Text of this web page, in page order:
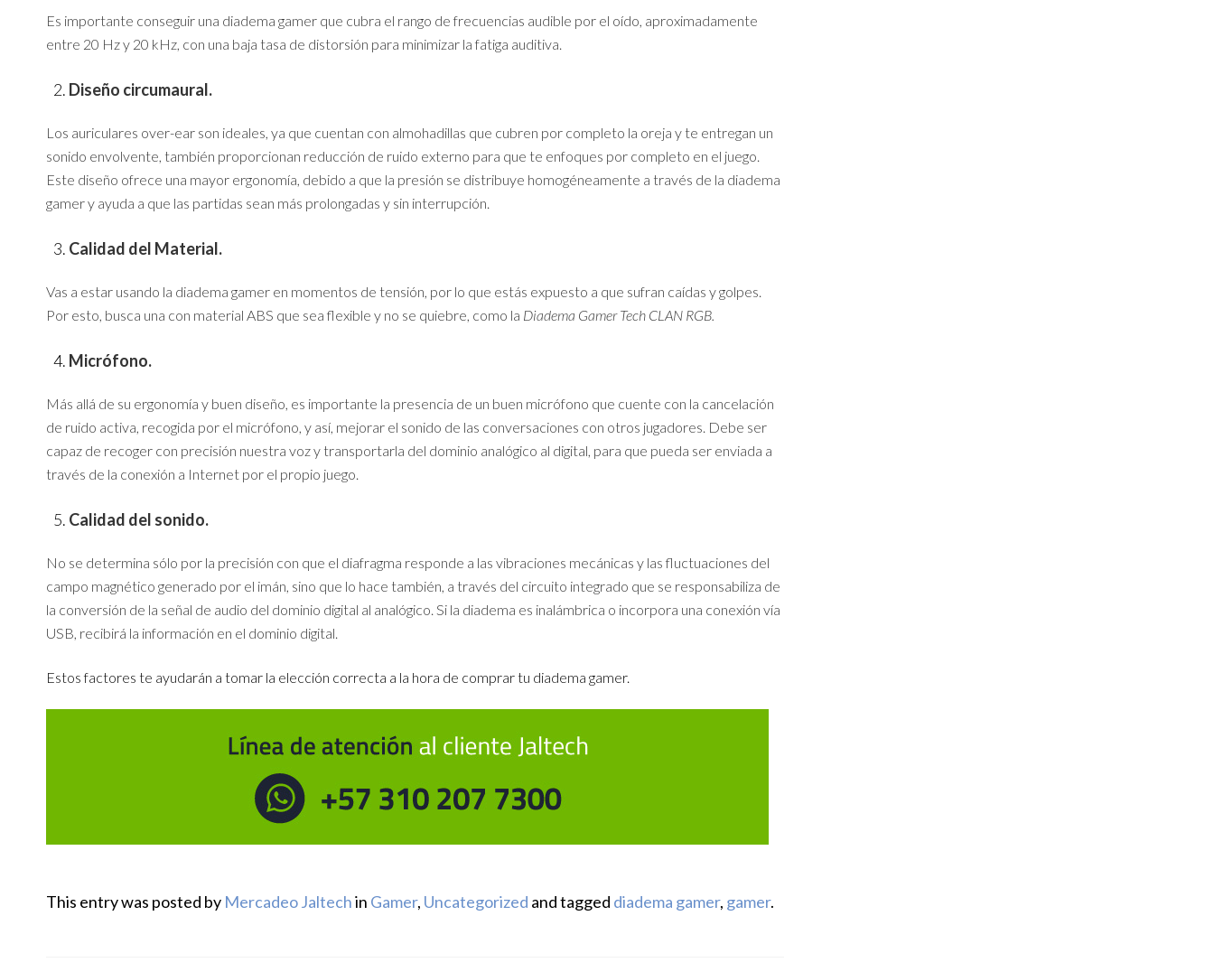
Es importante conseguir una diadema gamer que cubra el rango de frecuencias audible por el oído, aproximadamente
entre 20 Hz y 20 kHz, con una baja tasa de distorsión para minimizar la fatiga auditiva.
Diseño circumaural.
Los auriculares over-ear son ideales, ya que cuentan con almohadillas que cubren por completo la oreja y te entregan un
sonido envolvente, también proporcionan reducción de ruido externo para que te enfoques por completo en el juego.
Este diseño ofrece una mayor ergonomía, debido a que la presión se distribuye homogéneamente a través de la diadema
gamer y ayuda a que las partidas sean más prolongadas y sin interrupción.
Calidad del Material.
Vas a estar usando la diadema gamer en momentos de tensión, por lo que estás expuesto a que sufran caídas y golpes.
Por esto, busca una con material ABS que sea flexible y no se quiebre, como la Diadema Gamer Tech CLAN RGB.
Micrófono.
Más allá de su ergonomía y buen diseño, es importante la presencia de un buen micrófono que cuente con la cancelación
de ruido activa, recogida por el micrófono, y así, mejorar el sonido de las conversaciones con otros jugadores. Debe ser
capaz de recoger con precisión nuestra voz y transportarla del dominio analógico al digital, para que pueda ser enviada a
través de la conexión a Internet por el propio juego.
Calidad del sonido.
No se determina sólo por la precisión con que el diafragma responde a las vibraciones mecánicas y las fluctuaciones del
campo magnético generado por el imán, sino que lo hace también, a través del circuito integrado que se responsabiliza de
la conversión de la señal de audio del dominio digital al analógico. Si la diadema es inalámbrica o incorpora una conexión vía
USB, recibirá la información en el dominio digital.
Estos factores te ayudarán a tomar la elección correcta a la hora de comprar tu diadema gamer.
This entry was posted by Mercadeo Jaltechin Gamer, Uncategorized and tagged diadema gamer, gamer.